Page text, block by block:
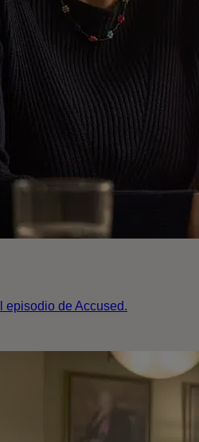
episodio de Accused.